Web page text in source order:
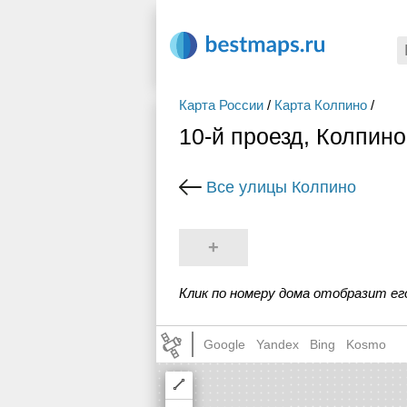
Карта России / Карта Колпино /
10-й проезд, Колпино
Все улицы Колпино
+
Клик по номеру дома отобразит
Google Yandex Bing Kosmo
Draw